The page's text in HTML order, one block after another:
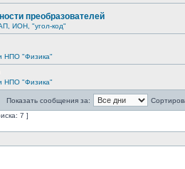
преобразователей
ИОН, "угол-код"
НПО "Физика"
НПО "Физика"
Показать сообщения за:
7 ]